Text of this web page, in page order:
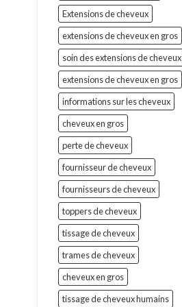
Extensions de cheveux
extensions de cheveux en gros
soin des extensions de cheveux
extensions de cheveux en gros
informations sur les cheveux
cheveux en gros
perte de cheveux
fournisseur de cheveux
fournisseurs de cheveux
toppers de cheveux
tissage de cheveux
trames de cheveux
cheveux en gros
tissage de cheveux humains